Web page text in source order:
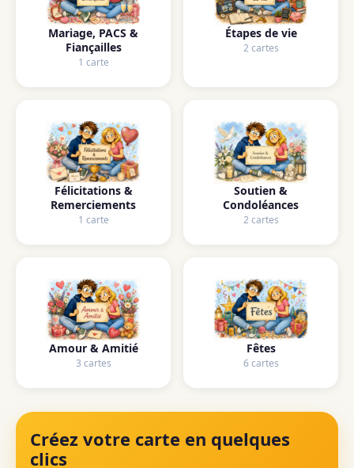
Mariage, PACS &
Fiançailles
1 carte
Étapes de vie
2 cartes
Félicitations &
Remerciements
1 carte
Soutien &
Condoléances
2 cartes
Amour & Amitié
3 cartes
Fêtes
6 cartes
Créez votre carte en quelques
clics